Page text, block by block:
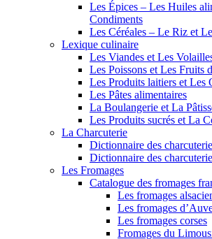
Les Épices – Les Huiles
Condiments
Les Céréales – Le Riz et
Lexique culinaire
Les Viandes et Les
Les Poissons et Les Fruits
Les Produits laitiers et Les
Les Pâtes alimentaires
La Boulangerie et La
Les Produits sucrés et La
La Charcuterie
Dictionnaire des
Dictionnaire des
Les Fromages
Catalogue des fromages
Les fromages
Les fromages
Les fromages corses
Fromages du